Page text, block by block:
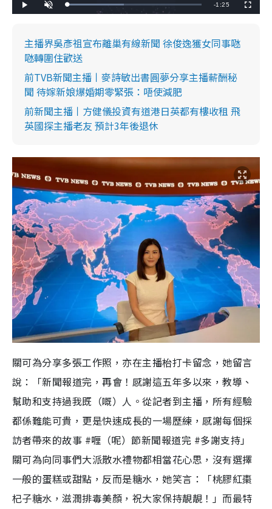
l
n
e
L
o
:
4
5
R
m
i
i
i
m
e
-1:25
u
c
r
e
主播界吳彥祖宣布離巢有線新聞 徐俊逸獲女同事𠱁
𠱁轉圍住歡送
前TVB新聞主播丨麥詩敏出書圓夢分享主播薪酬秘
聞 待嫁新娘爆婚期零緊張：唔使減肥
前新聞主播丨方健儀投資有道港日英都有樓收租 飛
英國探主播老友 預計3年後退休
關可為分享多張工作照，亦在主播枱打卡留念，她留言
說：「新聞報道完，再會！感謝這五年多以來，教導、
幫助和支持過我既（嘅）人。從記者到主播，所有經驗
都係難能可貴，更是快速成長的一場歷練，感謝每個採
訪者帶來的故事 #喱（呢）節新聞報道完 #多謝支持」
關可為向同事們大派散水禮物都相當花心思，沒有選擇
一般的蛋糕或甜點，反而是糖水，她笑言：「桃膠紅棗
杞子糖水，滋潤排毒美顏，祝大家保持靚靚！」而最特